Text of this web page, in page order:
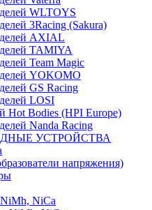
WLTOYS
3Racing (Sakura)
AXIAL
TAMIYA
Team Magic
YOKOMO
GS Racing
LOSI
Hot Bodies (HPI Europe)
Nanda Racing
УСТРОЙСТВА
напряжения)
NiCa